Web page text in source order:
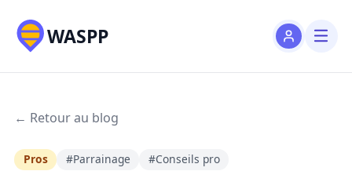
WASPP
← Retour au blog
Pros #Parrainage #Conseils pro